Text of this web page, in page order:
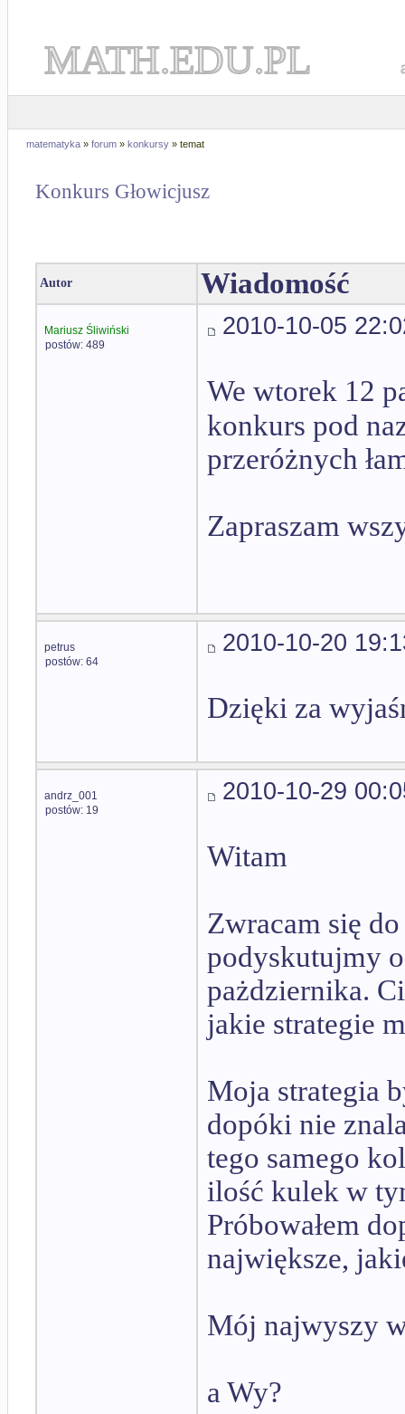
MATH.EDU.PL
matematyka » forum » konkursy » temat
Konkurs Głowicjusz
Autor Wiadomość
Mariusz Śliwiński
postów: 489
2010-10-05
We wtorek 12
konkurs pod
przeróżnych
Zapraszam
petrus
postów: 64
2010-10-20
Dzięki za
andrz_001
postów: 19
2010-10-29
Witam
Zwracam się
podyskutujmy
pażdziernika.
jakie strategie
Moja strategia
dopóki nie
tego samego
ilość kulek w
Próbowałem
największe,
Mój najwyszy
a Wy?